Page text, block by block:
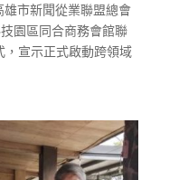
市新聞從業聯盟總會
園區同合商務會館聯
宣示正式啟動跨領域